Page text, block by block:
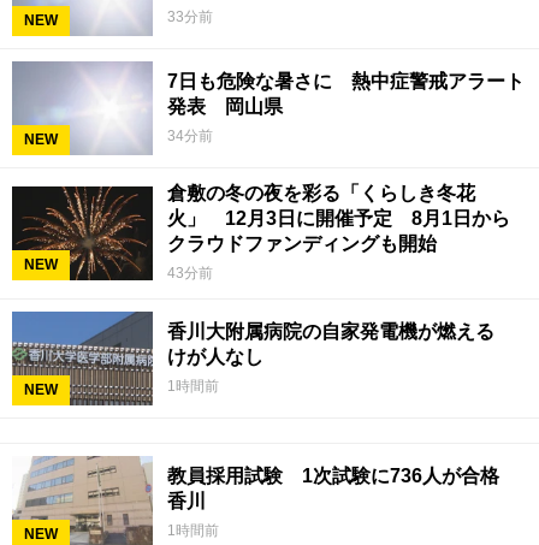
NEW 33分前
NEW
7日も危険な暑さに 熱中症警戒アラート
発表 岡山県
34分前
NEW
倉敷の冬の夜を彩る「くらしき冬花
火」 12月3日に開催予定 8月1日から
クラウドファンディングも開始
43分前
NEW
香川大附属病院の自家発電機が燃える
けが人なし
1時間前
NEW
教員採用試験 1次試験に736人が合格
香川
1時間前